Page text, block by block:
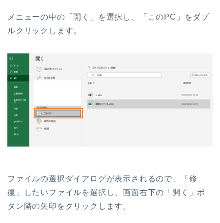
メニューの中の「開く」を選択し、「このPC」をダブ
ルクリックします。
ファイルの選択ダイアログが表示されるので、「修
復」したいファイルを選択し、画面右下の「開く」ボ
タン隣の矢印をクリックします。